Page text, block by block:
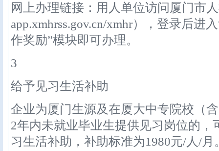
网上办理链接：用人单位访问厦门市
app.xmhrss.gov.cn/xmhr），登录后进
作奖励”模块即可办理。
3
给予见习生活补助
企业为厦门生源及在厦大中专院校（
2年内未就业毕业生提供见习岗位的，
习生活补助，补助标准为1980元/人/月